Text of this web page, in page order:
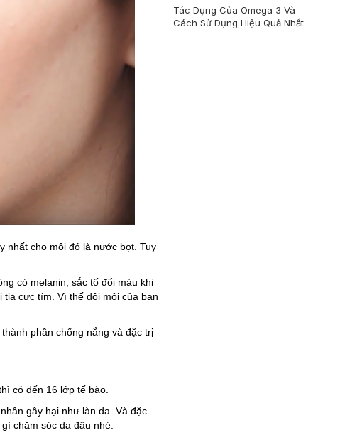
nhất cho môi đó là nước bọt. Tuy
có melanin, sắc tố đổi màu khi
cực tím. Vì thế đôi môi của bạn
phần chống nắng và đặc trị
có đến 16 lớp tế bào.
gây hại như làn da. Và đặc
chăm sóc da đâu nhé.
Tác Dụng Của Omega 3 Và
Cách Sử Dụng Hiệu Quả Nhất